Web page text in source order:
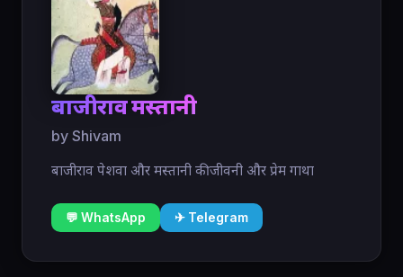
बाजीराव मस्तानी
by Shivam
बाजीराव पेशवा और मस्तानी की जीवनी और प्रेम गाथा
💬 WhatsApp ✈ Telegram